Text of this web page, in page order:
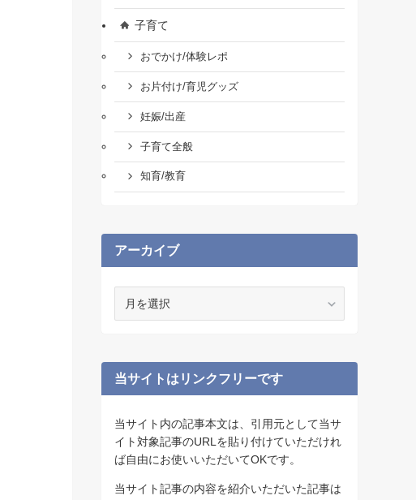
子育て
おでかけ/体験レポ
お片付け/育児グッズ
妊娠/出産
子育て全般
知育/教育
アーカイブ
ブ
当サイトはリンクフリーです
当サイト内の記事本文は、引用元として当サ
イト対象記事のURLを貼り付けていただけれ
ば自由にお使いいただいてOKです。
当サイト記事の内容を紹介いただいた記事は